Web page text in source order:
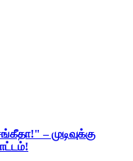
– முடிவுக்கு